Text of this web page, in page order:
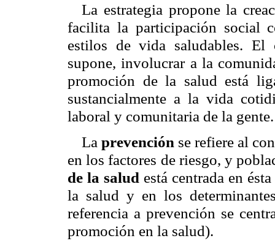
La estrategia propone la
facilita la participación social
estilos de vida saludables.
supone, involucrar a la
promoción de la salud está
sustancialmente a la vida
laboral y comunitaria de la gente.
La prevención se refiere al
en los factores de riesgo, y
de la salud está centrada en
la salud y en los
referencia a prevención se
promoción en la salud).